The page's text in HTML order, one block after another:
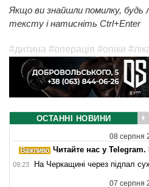
Якщо ви знайшли помилку, будь
тексту і натисніть Ctrl+Enter
#дитина #операція #опіки
ОСТАННІ НОВИНИ
08 серпня
Читайте нас у
09:23 На Черкащині через підпал
07 серпня